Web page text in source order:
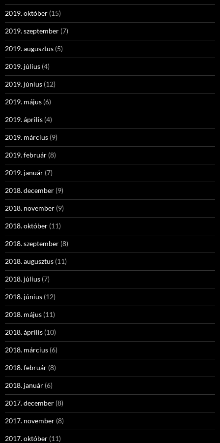
2019. október (15)
2019. szeptember (7)
2019. augusztus (5)
2019. július (4)
2019. június (12)
2019. május (6)
2019. április (4)
2019. március (9)
2019. február (8)
2019. január (7)
2018. december (9)
2018. november (9)
2018. október (11)
2018. szeptember (8)
2018. augusztus (11)
2018. július (7)
2018. június (12)
2018. május (11)
2018. április (10)
2018. március (6)
2018. február (8)
2018. január (6)
2017. december (8)
2017. november (8)
2017. október (11)